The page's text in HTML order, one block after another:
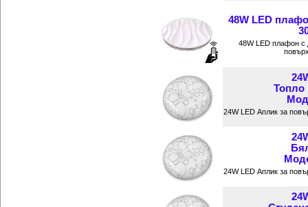
48W LED
48W LED плафон с
Топло
24W LED Аплик за
24W LED Аплик за